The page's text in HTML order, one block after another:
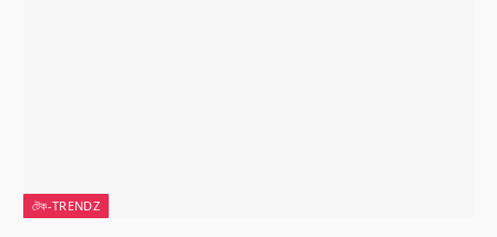
টেক-TRENDZ